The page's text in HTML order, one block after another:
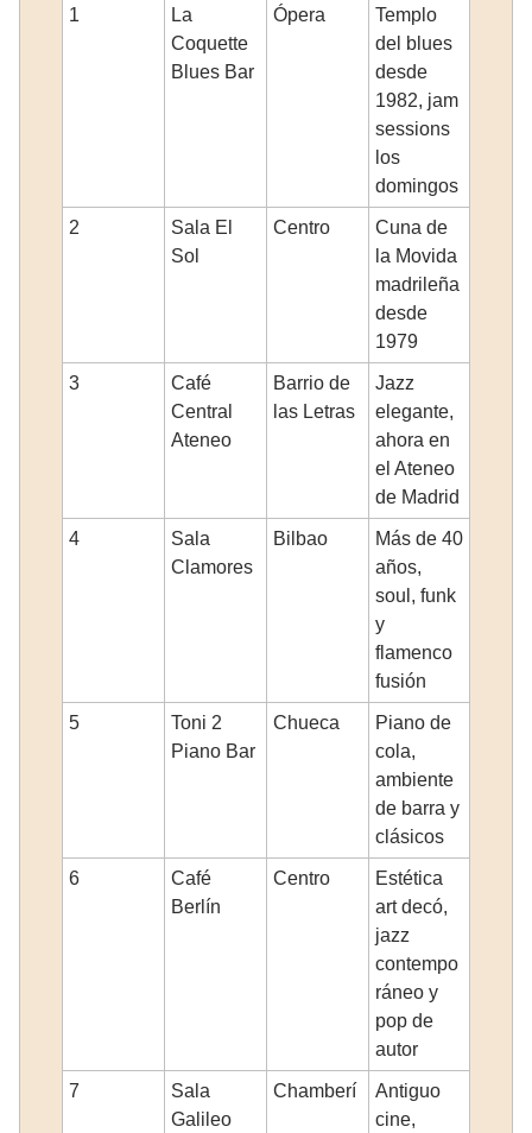
1
La
Coquette
Blues Bar
Ópera
Templo
del blues
desde
1982, jam
sessions
los
domingos
2
Sala El
Sol
Centro
Cuna de
la Movida
madrileña
desde
1979
3
Café
Central
Ateneo
Barrio de
las Letras
Jazz
elegante,
ahora en
el Ateneo
de Madrid
4
Sala
Clamores
Bilbao
Más de 40
años,
soul, funk
y
flamenco
fusión
5
Toni 2
Piano Bar
Chueca
Piano de
cola,
ambiente
de barra y
clásicos
6
Café
Berlín
Centro
Estética
art decó,
jazz
contempo
ráneo y
pop de
autor
7
Sala
Galileo
Chamberí
Antiguo
cine,